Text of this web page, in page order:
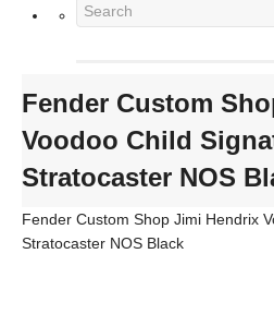
Fender Custom
Voodoo Child
Stratocaster NOS
Fender Custom Shop Jimi Hendrix
Stratocaster NOS Black